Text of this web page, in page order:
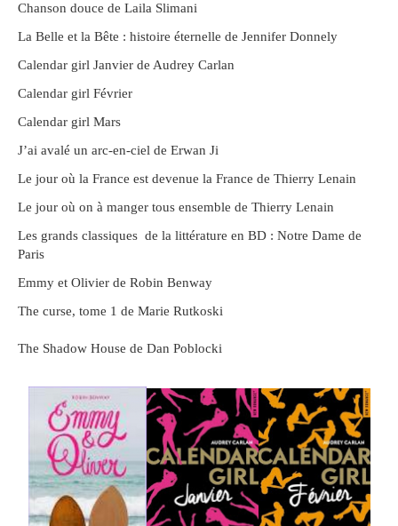
Chanson douce de Laila Slimani
La Belle et la Bête : histoire éternelle de Jennifer Donnely
Calendar girl Janvier de Audrey Carlan
Calendar girl Février
Calendar girl Mars
J’ai avalé un arc-en-ciel de Erwan Ji
Le jour où la France est devenue la France de Thierry Lenain
Le jour où on à manger tous ensemble de Thierry Lenain
Les grands classiques de la littérature en BD : Notre Dame de
Paris
Emmy et Olivier de Robin Benway
The curse, tome 1 de Marie Rutkoski
The Shadow House de Dan Poblocki